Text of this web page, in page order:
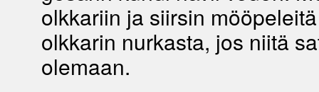
olkkariin ja siirsin
olkkarin nurkasta, jos niitä
olemaan.